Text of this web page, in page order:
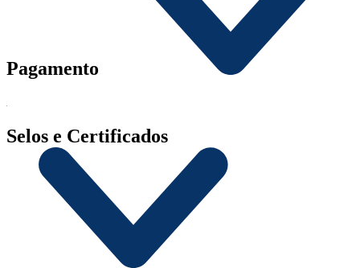
Pagamento
Selos e Certificados